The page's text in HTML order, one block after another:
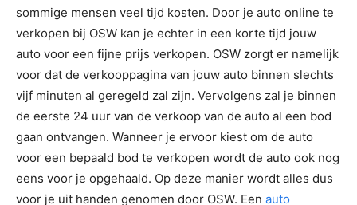
sommige mensen veel tijd kosten. Door je auto online te
verkopen bij OSW kan je echter in een korte tijd jouw
auto voor een fijne prijs verkopen. OSW zorgt er namelijk
voor dat de verkooppagina van jouw auto binnen slechts
vijf minuten al geregeld zal zijn. Vervolgens zal je binnen
de eerste 24 uur van de verkoop van de auto al een bod
gaan ontvangen. Wanneer je ervoor kiest om de auto
voor een bepaald bod te verkopen wordt de auto ook nog
eens voor je opgehaald. Op deze manier wordt alles dus
voor je uit handen genomen door OSW. Een auto